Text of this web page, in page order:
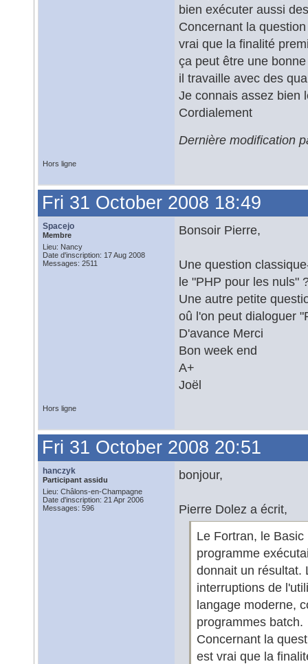
bien exécuter aussi
Concernant la
vrai que la finalité
ça peut être une
il travaille avec des
Je connais assez bien
Cordialement
Dernière modification
Hors ligne
Fri 31 October 2008 18:49
Spacejo
Membre
Lieu: Nancy
Date d'inscription: 17 Aug 2008
Messages: 2511
Bonsoir Pierre,
Une question
le "PHP pour les nuls"
Une autre petite
oû l'on peut dialoguer
D'avance Merci
Bon week end
A+
Joël
Hors ligne
Fri 31 October 2008 20:51
hanczyk
Participant assidu
Lieu: Châlons-en-Champagne
Date d'inscription: 21 Apr 2006
Messages: 596
bonjour,
Pierre Dolez a écrit,
Le Fortran, le
programme
donnait un résultat.
interruptions de
langage moderne,
programmes batch.
Concernant la
est vrai que la